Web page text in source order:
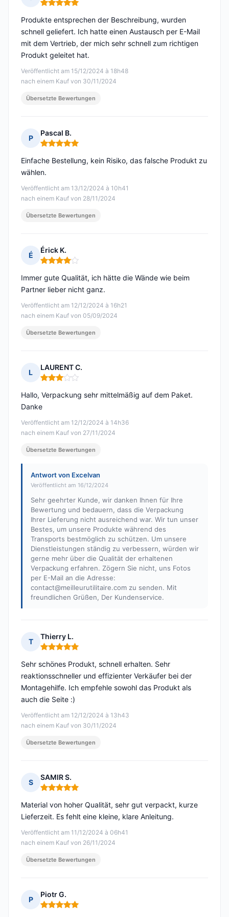
Hinweis: 5 von 5
Veröffentlicht am 15/12/2024 à 18h48
nach einem Kauf von 30/11/2024
Produkte entsprechen der Beschreibung, wurden
schnell geliefert. Ich hatte einen Austausch per E-Mail
mit dem Vertrieb, der mich sehr schnell zum richtigen
Produkt geleitet hat.
Übersetzte Bewertungen
P
Pascal B.
Hinweis: 5 von 5
Veröffentlicht am 13/12/2024 à 10h41
nach einem Kauf von 28/11/2024
Einfache Bestellung, kein Risiko, das falsche Produkt zu
wählen.
Übersetzte Bewertungen
É
Érick K.
Hinweis: 4 von 5
Veröffentlicht am 12/12/2024 à 16h21
nach einem Kauf von 05/09/2024
Immer gute Qualität, ich hätte die Wände wie beim
Partner lieber nicht ganz.
Übersetzte Bewertungen
L
LAURENT C.
Hinweis: 3 von 5
Veröffentlicht am 12/12/2024 à 14h36
nach einem Kauf von 27/11/2024
Hallo, Verpackung sehr mittelmäßig auf dem Paket.
Danke
Übersetzte Bewertungen
Antwort von Excelvan
Veröffentlicht am 16/12/2024
Sehr geehrter Kunde, wir danken Ihnen für Ihre
Bewertung und bedauern, dass die Verpackung
Ihrer Lieferung nicht ausreichend war. Wir tun unser
Bestes, um unsere Produkte während des
Transports bestmöglich zu schützen. Um unsere
Dienstleistungen ständig zu verbessern, würden wir
gerne mehr über die Qualität der erhaltenen
Verpackung erfahren. Zögern Sie nicht, uns Fotos
per E-Mail an die Adresse:
contact@meilleurutilitaire.com zu senden. Mit
freundlichen Grüßen, Der Kundenservice.
T
Thierry L.
Hinweis: 5 von 5
Veröffentlicht am 12/12/2024 à 13h43
nach einem Kauf von 30/11/2024
Sehr schönes Produkt, schnell erhalten. Sehr
reaktionsschneller und effizienter Verkäufer bei der
Montagehilfe. Ich empfehle sowohl das Produkt als
auch die Seite :)
Übersetzte Bewertungen
S
SAMIR S.
Hinweis: 5 von 5
Veröffentlicht am 11/12/2024 à 06h41
nach einem Kauf von 26/11/2024
Material von hoher Qualität, sehr gut verpackt, kurze
Lieferzeit. Es fehlt eine kleine, klare Anleitung.
Übersetzte Bewertungen
P
Piotr G.
Hinweis: 5 von 5